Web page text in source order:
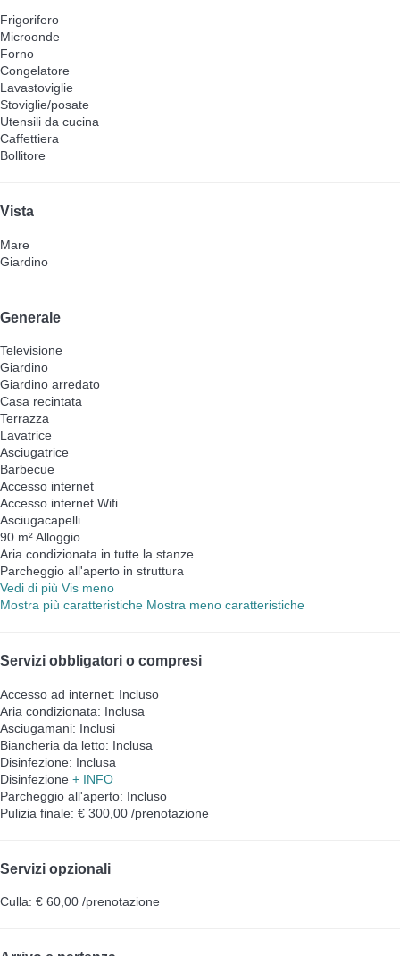
Frigorifero
Microonde
Forno
Congelatore
Lavastoviglie
Stoviglie/posate
Utensili da cucina
Caffettiera
Bollitore
Vista
Mare
Giardino
Generale
Televisione
Giardino
Giardino arredato
Casa recintata
Terrazza
Lavatrice
Asciugatrice
Barbecue
Accesso internet
Accesso internet Wifi
Asciugacapelli
90 m² Alloggio
Aria condizionata in tutte la stanze
Parcheggio all'aperto in struttura
Vedi di più Vis meno
Mostra più caratteristiche Mostra meno caratteristiche
Servizi obbligatori o compresi
Accesso ad internet: Incluso
Aria condizionata: Inclusa
Asciugamani: Inclusi
Biancheria da letto: Inclusa
Disinfezione: Inclusa
Disinfezione + INFO
Parcheggio all'aperto: Incluso
Pulizia finale: € 300,00 /prenotazione
Servizi opzionali
Culla: € 60,00 /prenotazione